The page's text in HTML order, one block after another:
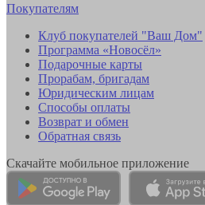
Покупателям
Клуб покупателей "Ваш Дом"
Программа «Новосёл»
Подарочные карты
Прорабам, бригадам
Юридическим лицам
Способы оплаты
Возврат и обмен
Обратная связь
Скачайте мобильное приложение